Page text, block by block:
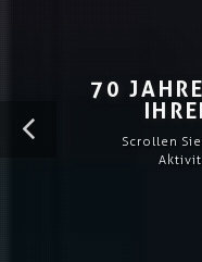
70
Scrollen